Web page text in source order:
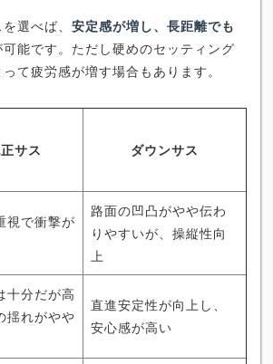
選べば、 安定感が増し、長距離でも
可能です。ただし硬めのセッティング
て疲労感が増す場合もあります。
サス ダウンサス
視で衝撃が
路面の凹凸がやや伝わ
りやすいが、操縦性向
上
十分だが高
揺れがやや
直進安定性が向上し、
安心感が高い